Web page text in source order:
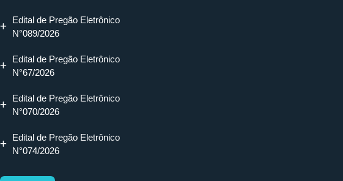
Edital de Pregão Eletrônico
N°089/2026
Edital de Pregão Eletrônico
N°67/2026
Edital de Pregão Eletrônico
N°070/2026
Edital de Pregão Eletrônico
N°074/2026